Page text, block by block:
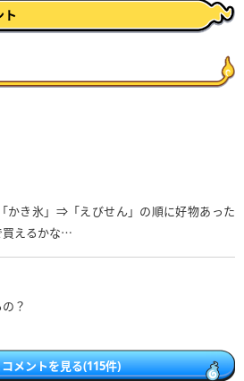
ト
かき氷」⇒「えびせん」の順に好物あった
買えるかな⋯
？
メントを見る(115件)